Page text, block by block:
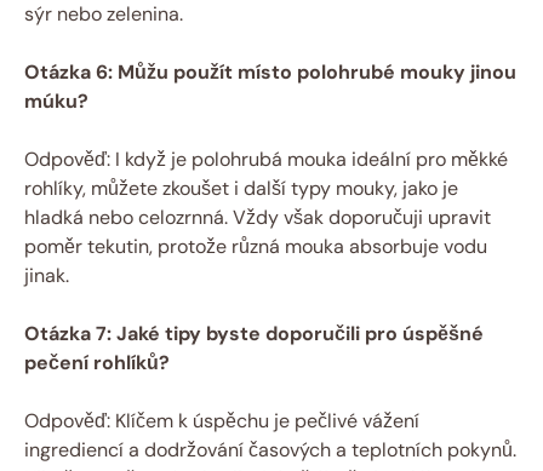
sýr nebo zelenina.
Otázka 6: Můžu použít místo polohrubé mouky jinou
múku?
Odpověď: I když je polohrubá mouka ideální pro měkké
rohlíky, můžete zkoušet i další typy mouky, jako je
hladká nebo celozrnná. Vždy však doporučuji upravit
poměr tekutin, protože různá mouka absorbuje vodu
jinak.
Otázka 7: Jaké tipy byste doporučili pro úspěšné
pečení rohlíků?
Odpověď: Klíčem k úspěchu je pečlivé vážení
ingrediencí a dodržování časových a teplotních pokynů.